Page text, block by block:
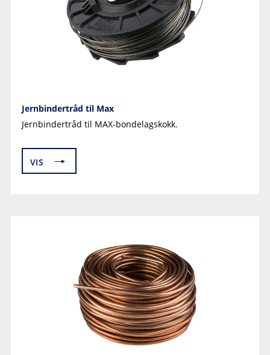
Jernbindertråd til Max
Jernbindertråd til MAX-bondelagskokk.
VIS